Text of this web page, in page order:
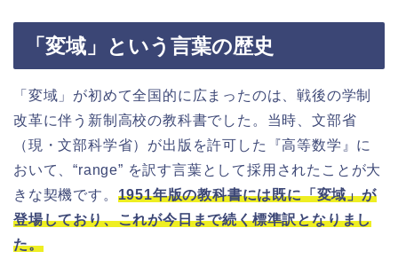
「変域」という言葉の歴史
「変域」が初めて全国的に広まったのは、戦後の学制
改革に伴う新制高校の教科書でした。当時、文部省
（現・文部科学省）が出版を許可した『高等数学』に
おいて、“range” を訳す言葉として採用されたことが大
きな契機です。 1951年版の教科書には既に「変域」が
登場しており、これが今日まで続く標準訳となりまし
た。